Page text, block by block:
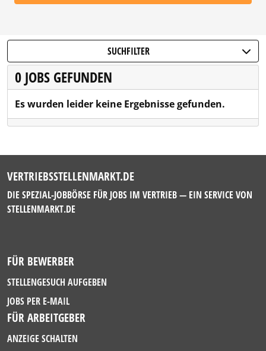
SUCHFILTER
0 JOBS GEFUNDEN
Es wurden leider keine Ergebnisse gefunden.
VERTRIEBSSTELLENMARKT.DE
DIE SPEZIAL-JOBBÖRSE FÜR JOBS IM VERTRIEB — EIN SERVICE VON
STELLENMARKT.DE
FÜR BEWERBER
STELLENGESUCH AUFGEBEN
JOBS PER E-MAIL
FÜR ARBEITGEBER
ANZEIGE SCHALTEN